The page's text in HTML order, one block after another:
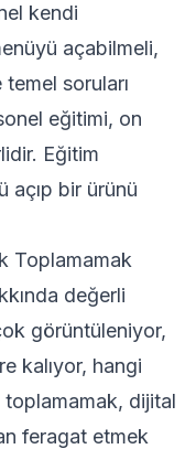
kendi
açabilmeli,
soruları
eğitimi, on
Eğitim
açıp bir ürünü
Toplamamak
değerli
görüntüleniyor,
kalıyor, hangi
toplamamak, dijital
feragat etmek